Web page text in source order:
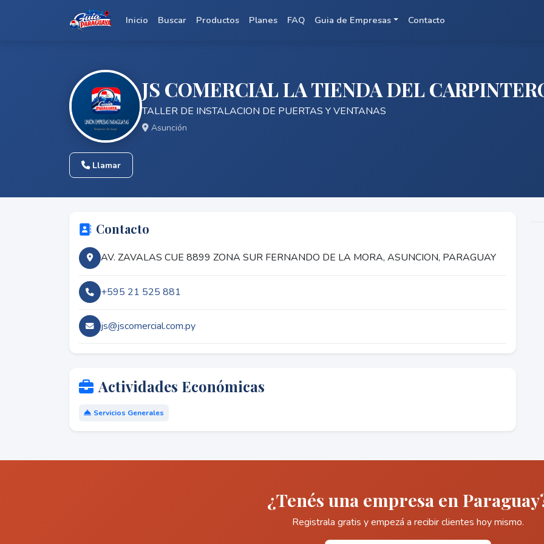
Inicio Buscar Productos Planes FAQ Guia de Empresas Contacto
JS COMERCIAL LA TIENDA DEL
TALLER DE INSTALACION DE PUERTAS Y VENTANAS
Asunción
Llamar
Contacto
AV. ZAVALAS CUE 8899 ZONA SUR FERNANDO DE LA MORA, ASUNCION, PARAGUAY
+595 21 525 881
js@jscomercial.com.py
Actividades Económicas
Servicios Generales
¿Tenés una empresa en
Registrala gratis y empezá a recibir clientes hoy mismo.